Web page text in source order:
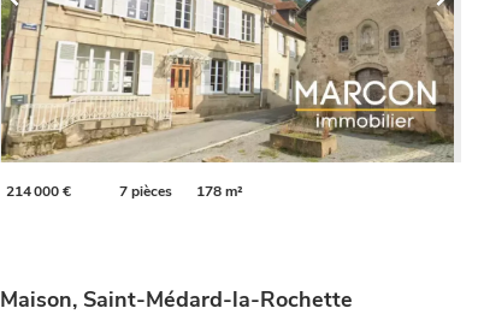
214 000 € 7 pièces 178 m²
Maison, Saint-Médard-la-Rochette